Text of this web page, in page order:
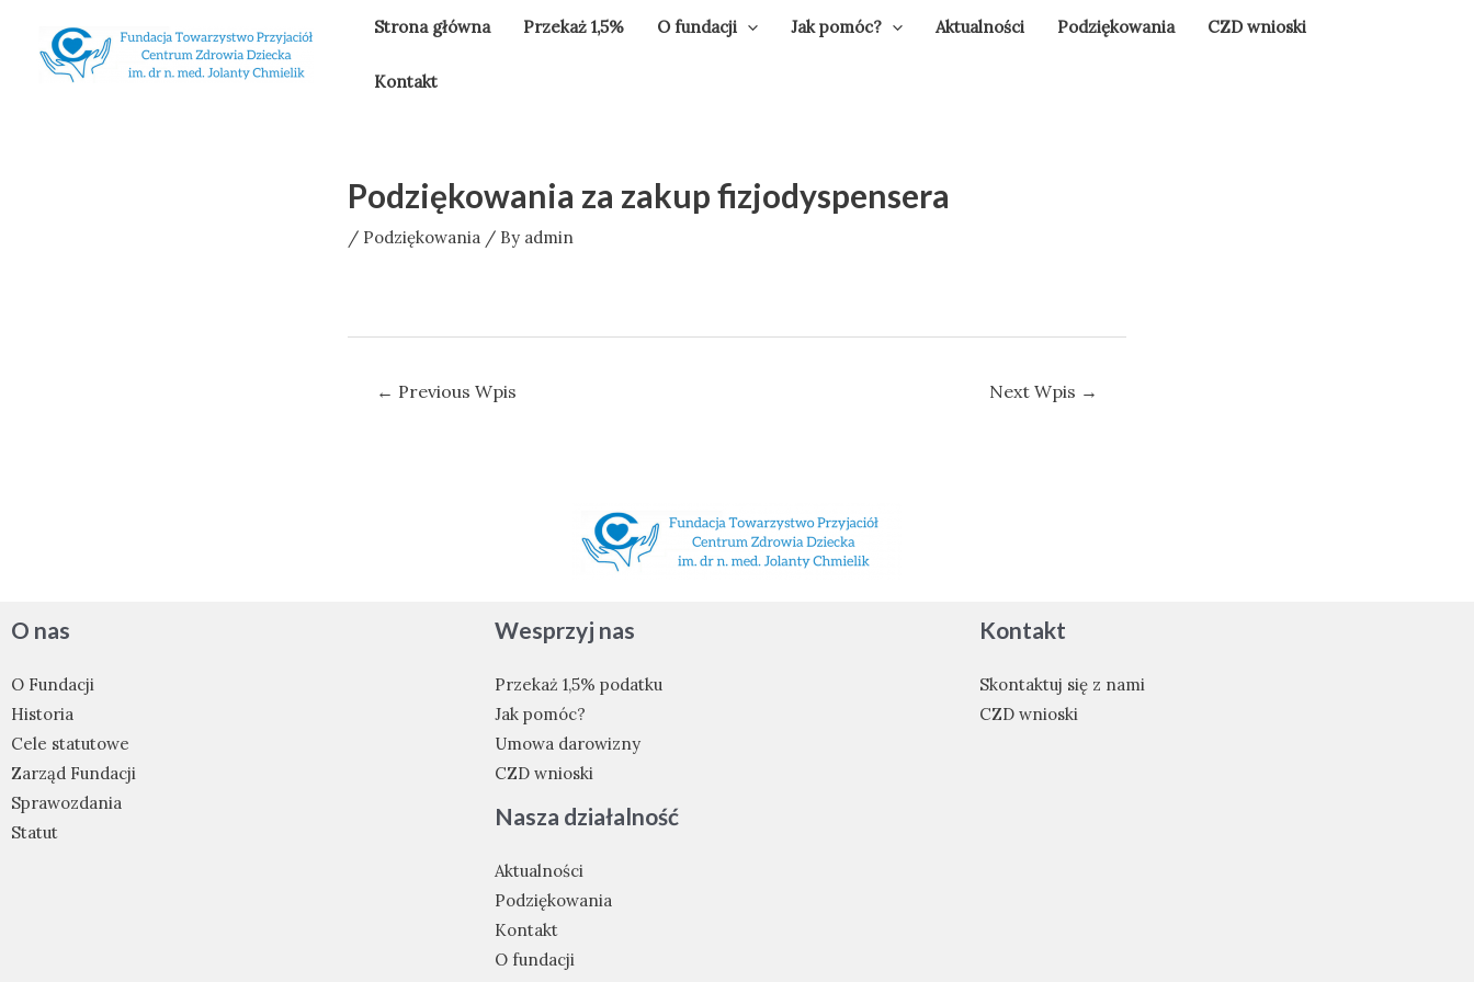
content
Strona główna Przekaż 1,5% O fundacji Jak pomóc? Aktualności Podziękowania CZD wnioski
Kontakt
Podziękowania za zakup fizjodyspensera
/ Podziękowania / By admin
Nawigacja
← Previous Wpis Next Wpis →
O nas
O Fundacji
Historia
Cele statutowe
Zarząd Fundacji
Sprawozdania
Statut
Wesprzyj nas
Przekaż 1,5% podatku
Jak pomóc?
Umowa darowizny
CZD wnioski
Nasza działalność
Aktualności
Podziękowania
Kontakt
O fundacji
Kontakt
Skontaktuj się z nami
CZD wnioski